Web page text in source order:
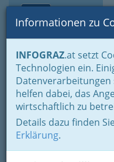
Informationen zu
INFOGRAZ.at setzt
Technologien ein.
helfen dabei, das
wirtschaftlich zu
Details dazu finden
Erklärung.
Home Branchen
Der Handel nach WKO-
Landesgremium Elektro-
und